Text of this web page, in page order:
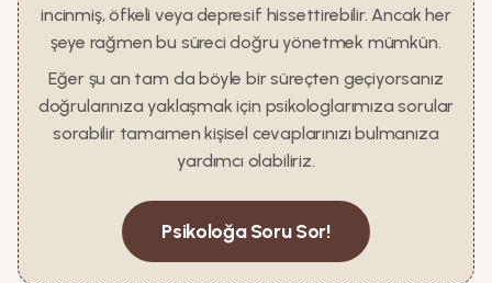
incinmiş, öfkeli veya depresif hissettirebilir. Ancak her
şeye rağmen bu süreci doğru yönetmek mümkün.
Eğer şu an tam da böyle bir süreçten geçiyorsanız
doğrularınıza yaklaşmak için psikologlarımıza sorular
sorabilir tamamen kişisel cevaplarınızı bulmanıza
yardımcı olabiliriz.
Psikoloğa Soru Sor!